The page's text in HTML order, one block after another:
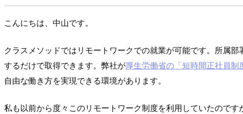
こんにちは、中山です。
クラスメソッドではリモートワークでの就業が可能です。所属
するだけで取得できます。弊社が厚生労働省の「短時間正社員制
自由な働き方を実現できる環境があります。
私も以前から度々このリモートワーク制度を利用していたのです